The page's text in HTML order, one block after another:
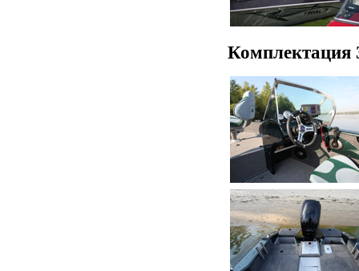
Комплектация